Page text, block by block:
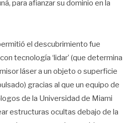
para afianzar su dominio en la
el descubrimiento fue
tecnología ‘lidar’ (que determina
láser a un objeto o superficie
gracias al que un equipo de
de la Universidad de Miami
estructuras ocultas debajo de la